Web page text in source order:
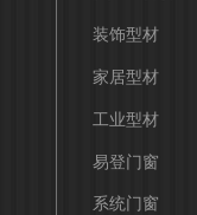
装饰型材
家居型材
工业型材
易登门窗
系统门窗